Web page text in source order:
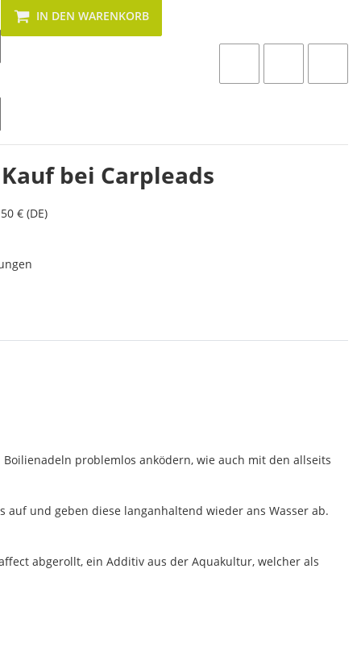
IN DEN WARENKORB
bei Carpleads
€ (DE)
problemlos anködern, wie auch mit den allseits
und geben diese langanhaltend wieder ans Wasser ab.
abgerollt, ein Additiv aus der Aquakultur, welcher als